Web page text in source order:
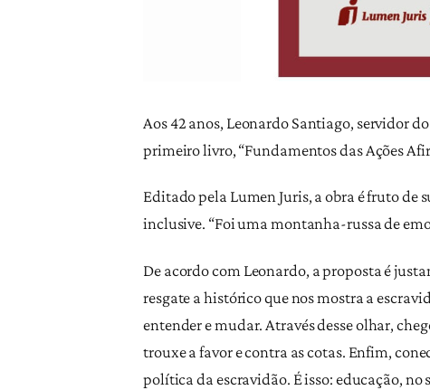
Aos 42 anos, Leonardo Santiago, servidor
primeiro livro, “Fundamentos das Ações
Editado pela Lumen Juris, a obra é fruto de
inclusive. “Foi uma montanha-russa de
De acordo com Leonardo, a proposta é
resgate a histórico que nos mostra a
entender e mudar. Através desse olhar,
trouxe a favor e contra as cotas. Enfim,
política da escravidão. É isso: educação,